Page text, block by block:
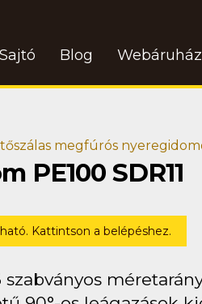
Sajtó Blog Webáruház
megfúrós
PE100 SDR11
Kattintson a belépéshez.
szabványos